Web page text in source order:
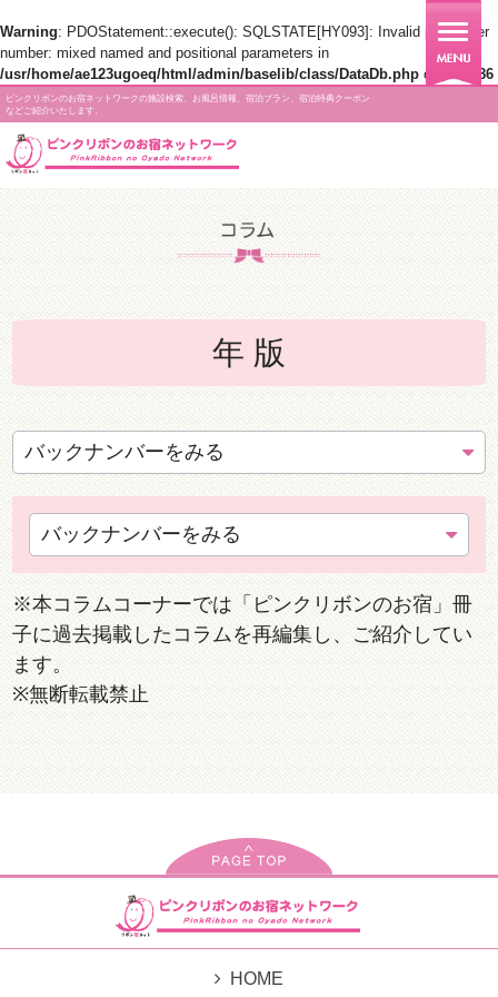
Warning: PDOStatement::execute(): SQLSTATE[HY093]: Invalid parameter
number: mixed named and positional parameters in
/usr/home/ae123ugoeq/html/admin/baselib/class/DataDb.php on line 186
ピンクリボンのお宿ネットワークの施設検索、お風呂情報、宿泊プラン、宿泊特典クーポン
などご紹介いたします。
年 版
バックナンバーをみる
バックナンバーをみる
※本コラムコーナーでは「ピンクリボンのお宿」冊
子に過去掲載したコラムを再編集し、ご紹介してい
ます。
※無断転載禁止
HOME